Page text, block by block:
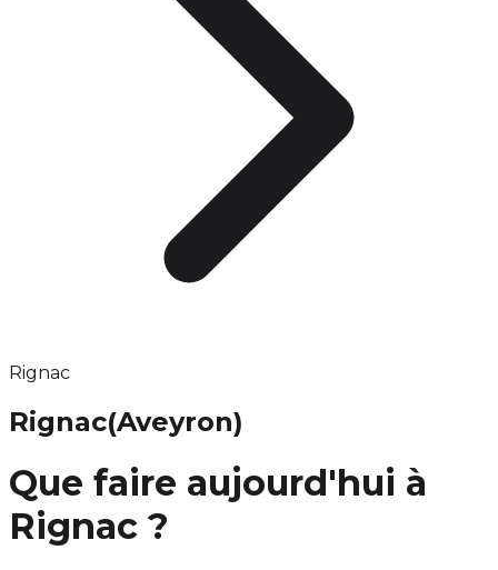
Rignac
Rignac(Aveyron)
Que faire aujourd'hui à
Rignac ?